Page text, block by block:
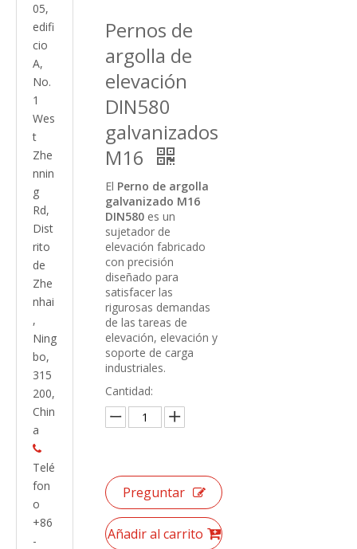
05,
edifi
cio
A,
No.
1
Wes
t
Zhe
nnin
g
Rd,
Dist
rito
de
Zhe
nhai
,
Ning
bo,
315
200,
Chin
a

Telé
fon
o
+86
-
Pernos de
argolla de
elevación
DIN580
galvanizados
M16
El Perno de argolla
galvanizado M16
DIN580 es un
sujetador de
elevación fabricado
con precisión
diseñado para
satisfacer las
rigurosas demandas
de las tareas de
elevación, elevación y
soporte de carga
industriales.
Cantidad:
Preguntar
Añadir al carrito